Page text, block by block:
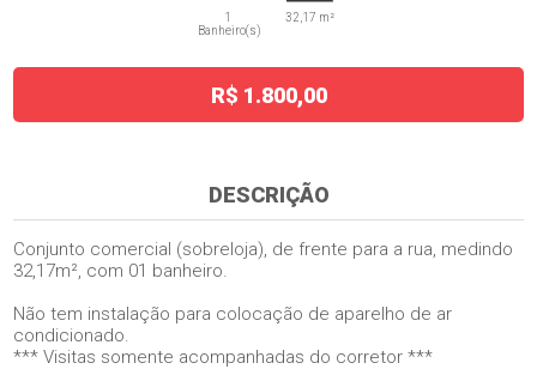
1
Banheiro(s)
32,17 m²
R$ 1.800,00
DESCRIÇÃO
Conjunto comercial (sobreloja), de frente para a rua, medindo
32,17m², com 01 banheiro.
Não tem instalação para colocação de aparelho de ar
condicionado.
*** Visitas somente acompanhadas do corretor ***